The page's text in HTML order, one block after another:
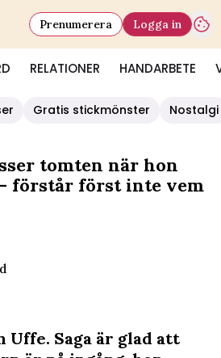
RELATIONER HANDARBETE
Prenumerera Logga in
Gratis stickmönster
Nostalgi
tomten när hon
förstår först inte vem
Uffe. Saga är glad att